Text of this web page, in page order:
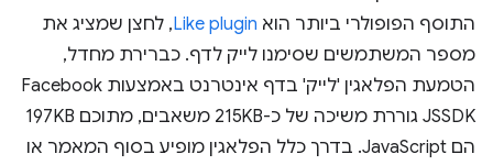
התוסף הפופולרי ביותר הוא Like plugin, לחצן שמציג את
מספר המשתמשים שסימנו לייק לדף. כברירת מחדל,
הטמעת הפלאגין 'לייק' בדף אינטרנט באמצעות Facebook
JSSDK גוררת משיכה של כ-215KB משאבים, מתוכם 197KB
הם JavaScript. בדרך כלל הפלאגין מופיע בסוף המאמר או